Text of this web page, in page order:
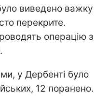
виведено важку
перекрите.
операцію з
у Дербенті було
12 поранено.